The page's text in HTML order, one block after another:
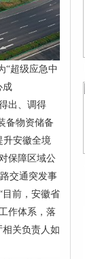
“超级应急中
成
出、调得
备物资储备
升安徽全境
保障区域公
交通突发事
目前，安徽省
作体系，落
关负责人如